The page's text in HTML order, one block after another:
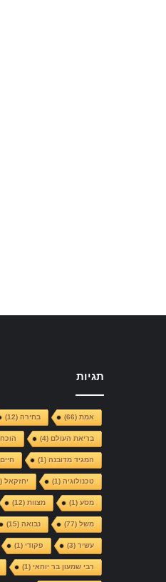
תגיות
אמת(66) בחירה(12)
בריאת העולם(4)
המגיד מדובנה(1) חיים
טכנולוגיה(1) יחזקאל(1)
מסע(1) מצוות(12)
משל(77) נבואה(15)
עשיר(3) פקודי (1)
רבי שמעון בר יוחאי (1)